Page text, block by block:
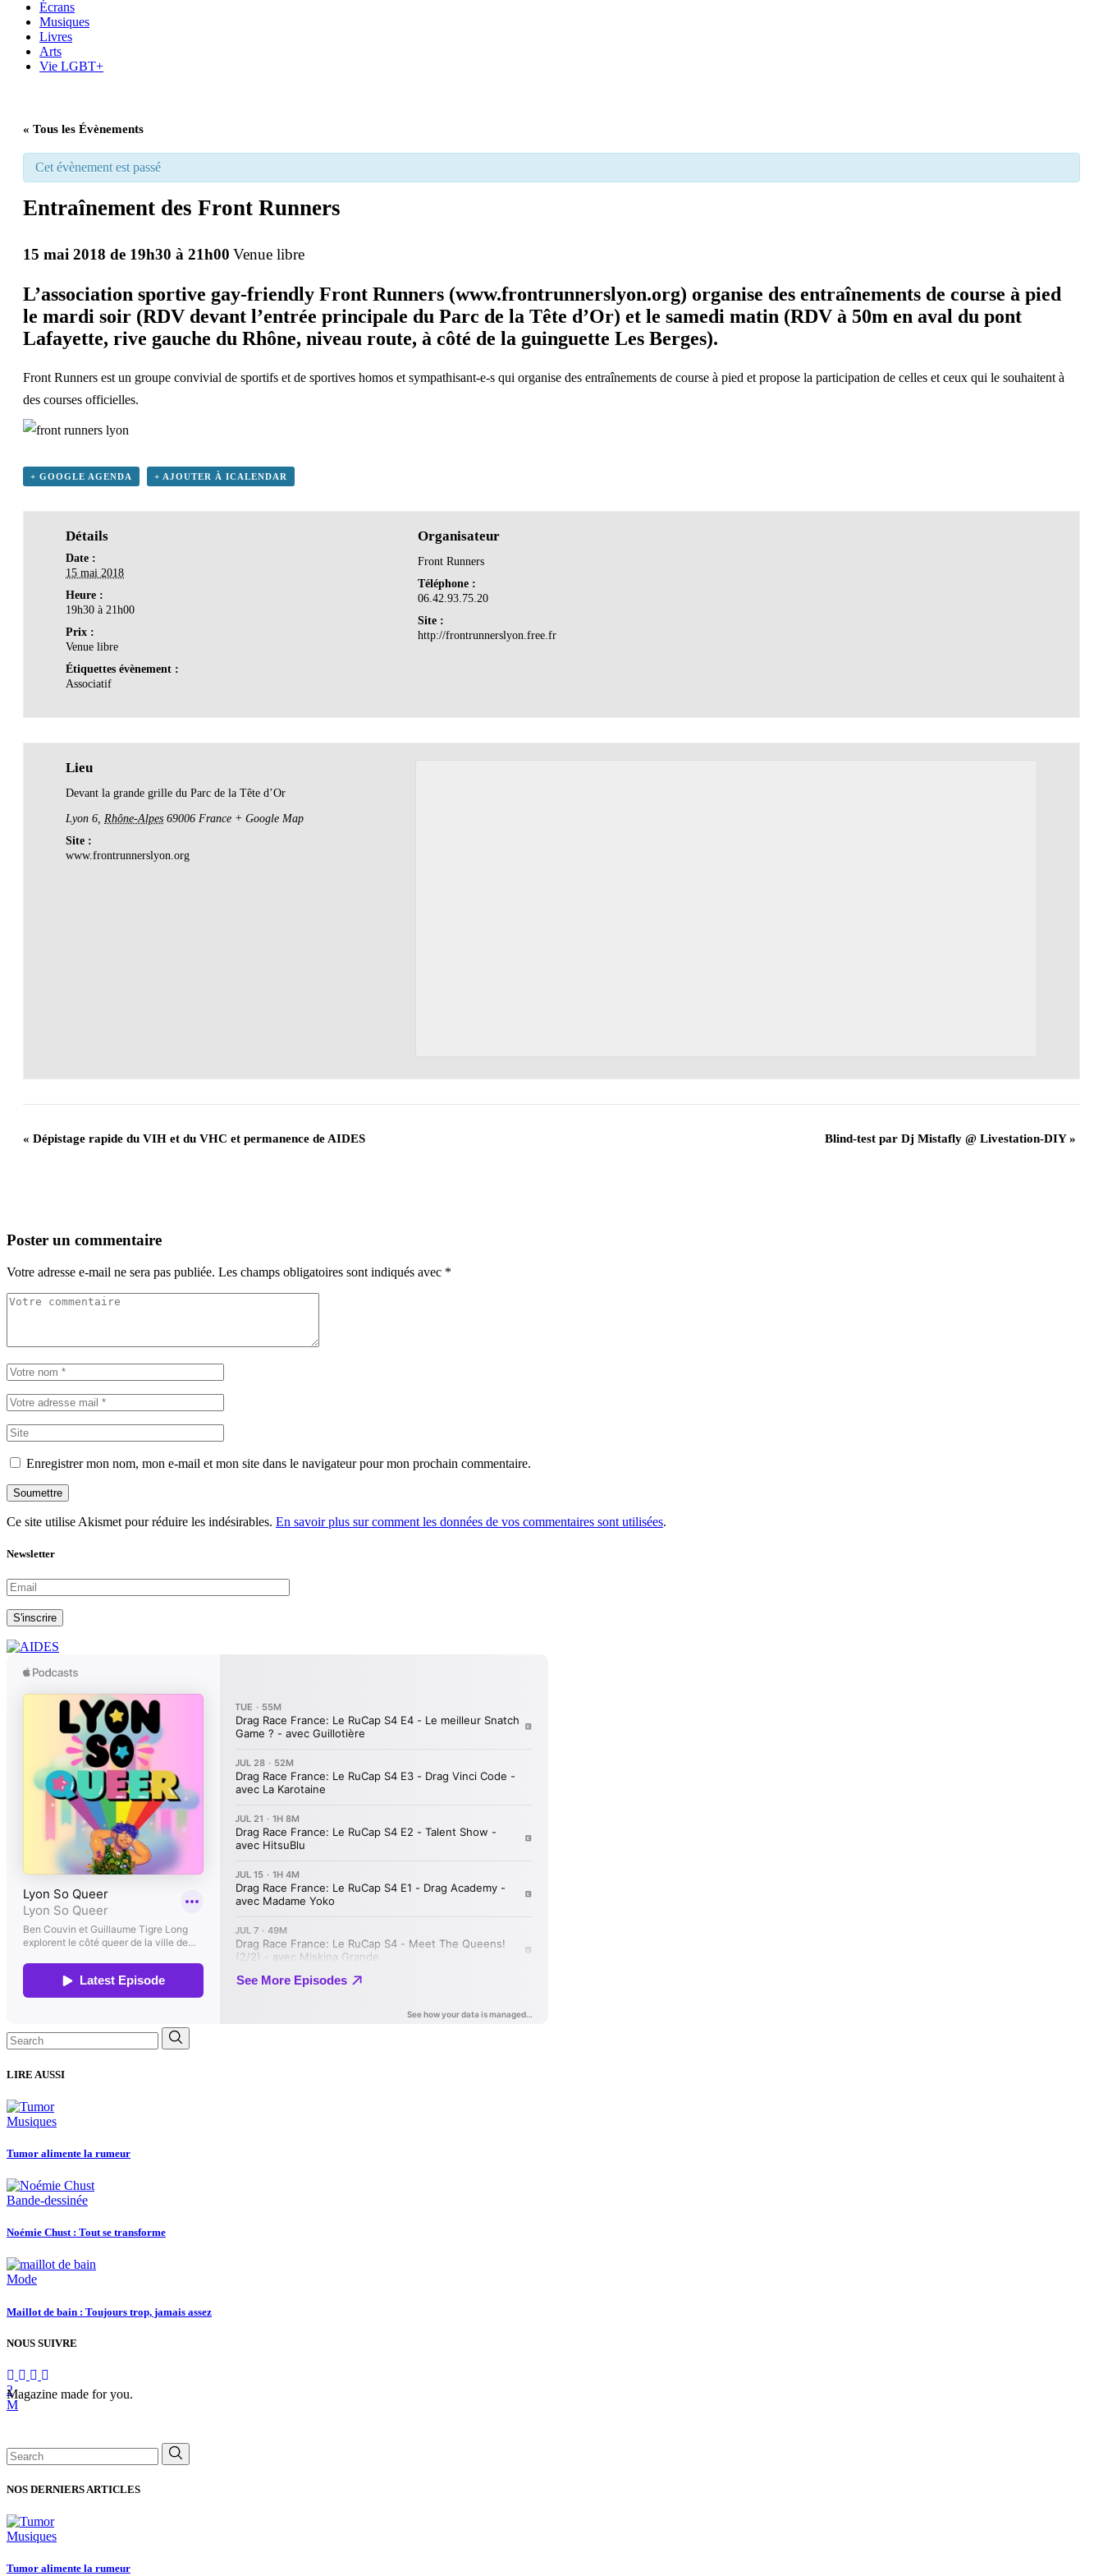
Écrans
Musiques
Livres
Arts
Vie LGBT+
« Tous les Évènements
Cet évènement est passé
Entraînement des Front Runners
15 mai 2018 de 19h30 à 21h00 Venue libre
L’association sportive gay-friendly Front Runners (www.frontrunnerslyon.org) organise des entraînements de course à pied
le mardi soir (RDV devant l’entrée principale du Parc de la Tête d’Or) et le samedi matin (RDV à 50m en aval du pont
Lafayette, rive gauche du Rhône, niveau route, à côté de la guinguette Les Berges).
Front Runners est un groupe convivial de sportifs et de sportives homos et sympathisant-e-s qui organise des entraînements de course à pied et propose la participation de celles et ceux qui le souhaitent à
des courses officielles.
+ GOOGLE AGENDA + AJOUTER À ICALENDAR
Détails
Date :
15 mai 2018
Heure :
19h30 à 21h00
Prix :
Venue libre
Étiquettes évènement :
Associatif
Organisateur
Front Runners
Téléphone :
06.42.93.75.20
Site :
http://frontrunnerslyon.free.fr
Lieu
Devant la grande grille du Parc de la Tête d’Or
Lyon 6 Rhône-Alpes 69006 France + Google Map
Site :
www.frontrunnerslyon.org
« Dépistage rapide du VIH et du VHC et permanence de AIDES Blind-test par Dj Mistafly @ Livestation-DIY»
Poster un commentaire
Votre adresse e-mail ne sera pas publiée. Les champs obligatoires sont indiqués avec *
Enregistrer mon nom, mon e-mail et mon site dans le navigateur pour mon prochain commentaire.
Soumettre
Ce site utilise Akismet pour réduire les indésirables. En savoir plus sur comment les données de vos commentaires sont utilisées.
Newsletter
S'inscrire
Search
for:
LIRE AUSSI
Musiques
Tumor alimente la rumeur
Bande-dessinée
Noémie Chust : Tout se transforme
Mode
Maillot de bain : Toujours trop, jamais assez
NOUS SUIVRE
Magazine made for you.
Search
for:
NOS DERNIERS ARTICLES
Musiques
Tumor alimente la rumeur